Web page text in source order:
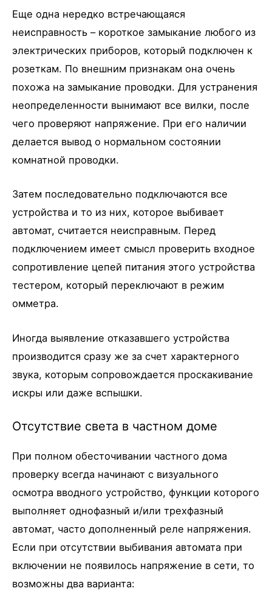
Еще одна нередко встречающаяся
неисправность – короткое замыкание любого из
электрических приборов, который подключен к
розеткам. По внешним признакам она очень
похожа на замыкание проводки. Для устранения
неопределенности вынимают все вилки, после
чего проверяют напряжение. При его наличии
делается вывод о нормальном состоянии
комнатной проводки.
Затем последовательно подключаются все
устройства и то из них, которое выбивает
автомат, считается неисправным. Перед
подключением имеет смысл проверить входное
сопротивление цепей питания этого устройства
тестером, который переключают в режим
омметра.
Иногда выявление отказавшего устройства
производится сразу же за счет характерного
звука, которым сопровождается проскакивание
искры или даже вспышки.
Отсутствие света в частном доме
При полном обесточивании частного дома
проверку всегда начинают с визуального
осмотра вводного устройство, функции которого
выполняет однофазный и/или трехфазный
автомат, часто дополненный реле напряжения.
Если при отсутствии выбивания автомата при
включении не появилось напряжение в сети, то
возможны два варианта: